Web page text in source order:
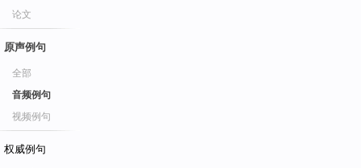
论文
原声例句
全部
音频例句
视频例句
权威例句